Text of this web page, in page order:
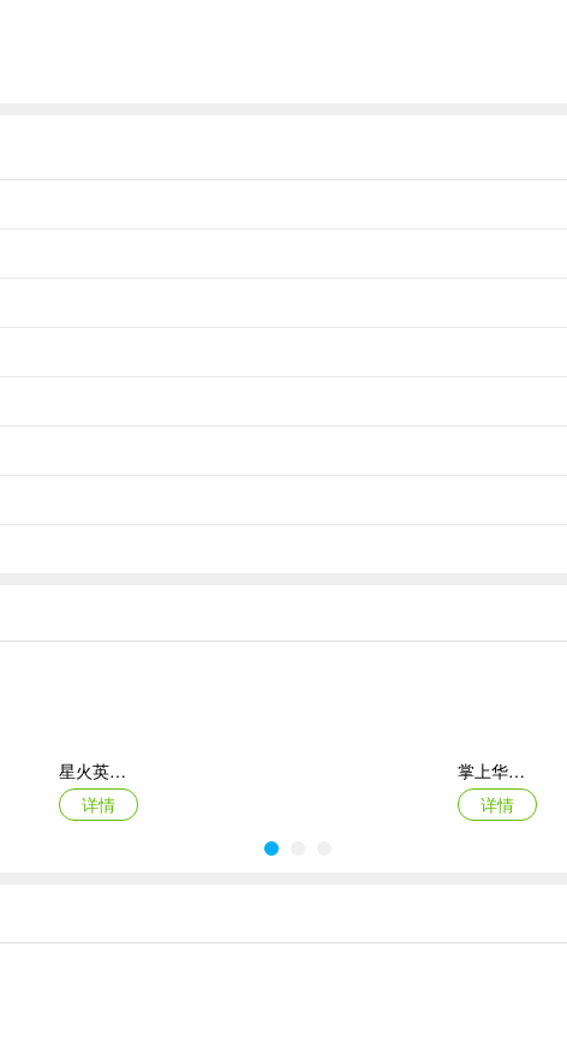
致简单，每一步根据提示操作即可。
，免去了需要手动去操作节拍器的动作，实在太方便啦！
除按钮），点击删除该书。点击了删除书本的按钮后，会弹出提示，点击“
出 4 个音符声音。如果每个音符拉响正确，匹配上了，乐谱名称下方的
星火英语ipad版
详情
掌上华医苹果版
详情
每日英语听力苹果版
橙果错题本ios版